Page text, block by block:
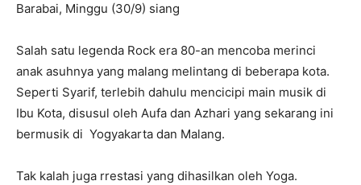
Barabai, Minggu (30/9) siang
Salah satu legenda Rock era 80-an mencoba merinci
anak asuhnya yang malang melintang di beberapa kota.
Seperti Syarif, terlebih dahulu mencicipi main musik di
Ibu Kota, disusul oleh Aufa dan Azhari yang sekarang ini
bermusik di Yogyakarta dan Malang.
Tak kalah juga rrestasi yang dihasilkan oleh Yoga.